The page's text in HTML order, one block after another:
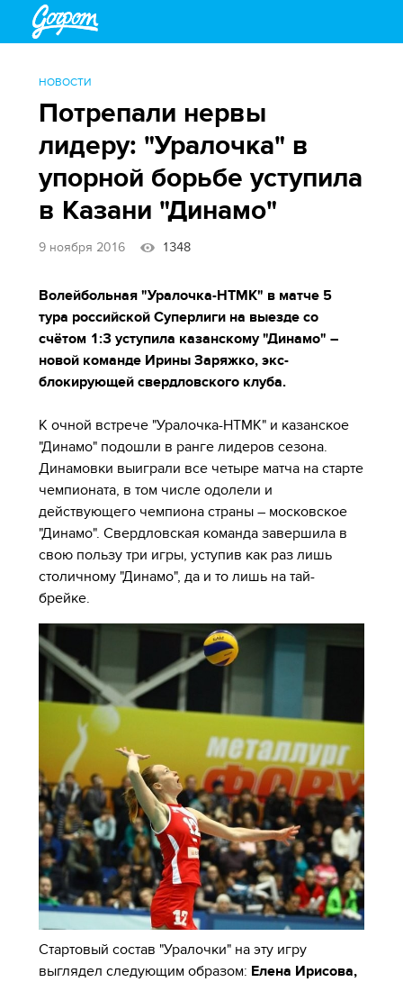
НОВОСТИ
Потрепали нервы
лидеру: "Уралочка" в
упорной борьбе уступила
в Казани "Динамо"
9 ноября 2016 1348
Волейбольная "Уралочка-НТМК" в матче 5
тура российской Суперлиги на выезде со
счётом 1:3 уступила казанскому "Динамо" –
новой команде Ирины Заряжко, экс-
блокирующей свердловского клуба.
К очной встрече "Уралочка-НТМК" и казанское
"Динамо" подошли в ранге лидеров сезона.
Динамовки выиграли все четыре матча на старте
чемпионата, в том числе одолели и
действующего чемпиона страны – московское
"Динамо". Свердловская команда завершила в
свою пользу три игры, уступив как раз лишь
столичному "Динамо", да и то лишь на тай-
брейке.
Стартовый состав "Уралочки" на эту игру
выглядел следующим образом: Елена Ирисова,